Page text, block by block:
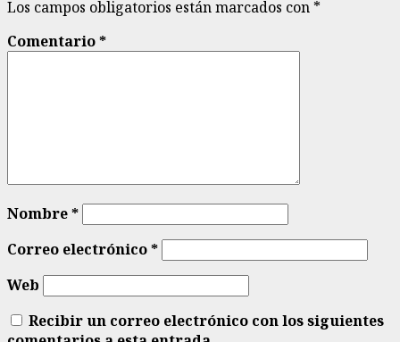
Los campos obligatorios están marcados con *
Comentario*
Nombre*
Correo electrónico*
Web
Recibir un correo electrónico con los siguientes